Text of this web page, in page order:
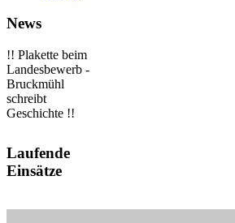
News
!! Plakette beim
Landesbewerb -
Bruckmühl
schreibt
Geschichte !!
Laufende
Einsätze